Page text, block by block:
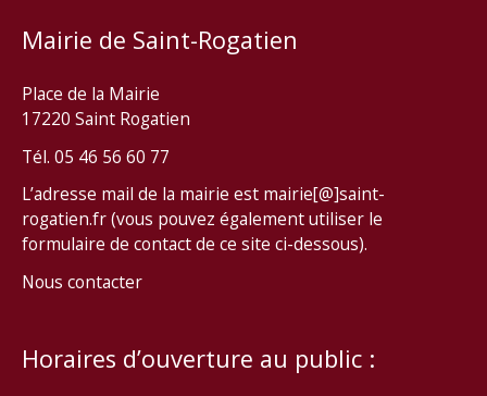
Mairie de Saint-Rogatien
Place de la Mairie
17220 Saint Rogatien
Tél. 05 46 56 60 77
L’adresse mail de la mairie est mairie[@]saint-
rogatien.fr (vous pouvez également utiliser le
formulaire de contact de ce site ci-dessous).
Nous contacter
Horaires d’ouverture au public :